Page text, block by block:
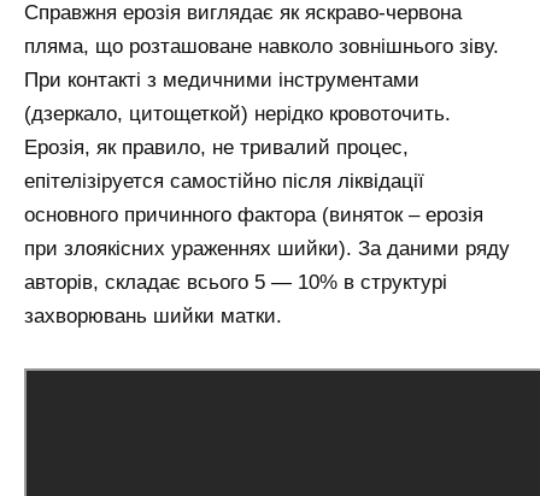
Справжня ерозія виглядає як яскраво-червона
пляма, що розташоване навколо зовнішнього зіву.
При контакті з медичними інструментами
(дзеркало, цитощеткой) нерідко кровоточить.
Ерозія, як правило, не тривалий процес,
епітелізіруется самостійно після ліквідації
основного причинного фактора (виняток – ерозія
при злоякісних ураженнях шийки). За даними ряду
авторів, складає всього 5 — 10% в структурі
захворювань шийки матки.